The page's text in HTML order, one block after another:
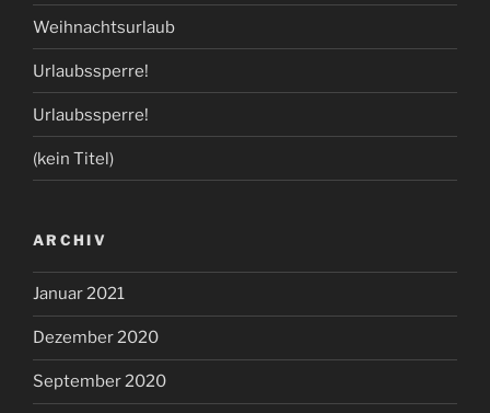
Weihnachtsurlaub
Urlaubssperre!
Urlaubssperre!
(kein Titel)
ARCHIV
Januar 2021
Dezember 2020
September 2020